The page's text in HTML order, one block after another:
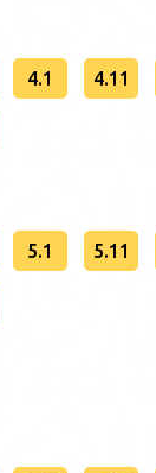
4.1 4.11
5.1 5.11